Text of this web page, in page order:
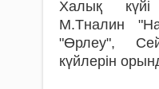
Халық
М.Тналин
"Өрлеу",
күйлерін